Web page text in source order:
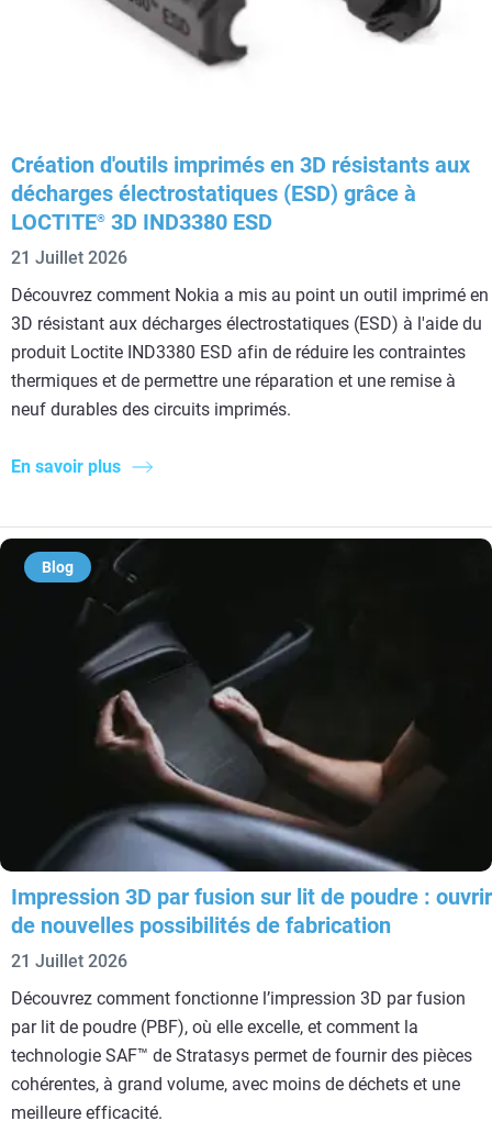
Création d'outils imprimés en 3D résistants aux
décharges électrostatiques (ESD) grâce à
LOCTITE® 3D IND3380 ESD
21 Juillet 2026
Découvrez comment Nokia a mis au point un outil imprimé en
3D résistant aux décharges électrostatiques (ESD) à l'aide du
produit Loctite IND3380 ESD afin de réduire les contraintes
thermiques et de permettre une réparation et une remise à
neuf durables des circuits imprimés.
En savoir plus
Blog
Impression 3D par fusion sur lit de poudre : ouvrir
de nouvelles possibilités de fabrication
21 Juillet 2026
Découvrez comment fonctionne l’impression 3D par fusion
par lit de poudre (PBF), où elle excelle, et comment la
technologie SAF™ de Stratasys permet de fournir des pièces
cohérentes, à grand volume, avec moins de déchets et une
meilleure efficacité.